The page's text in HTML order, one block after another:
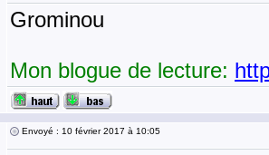
Grominou
Mon blogue de lecture:
Envoyé : 10 février 2017 à 10:05